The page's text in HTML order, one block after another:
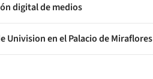
digital de medios
en el Palacio de Miraflores